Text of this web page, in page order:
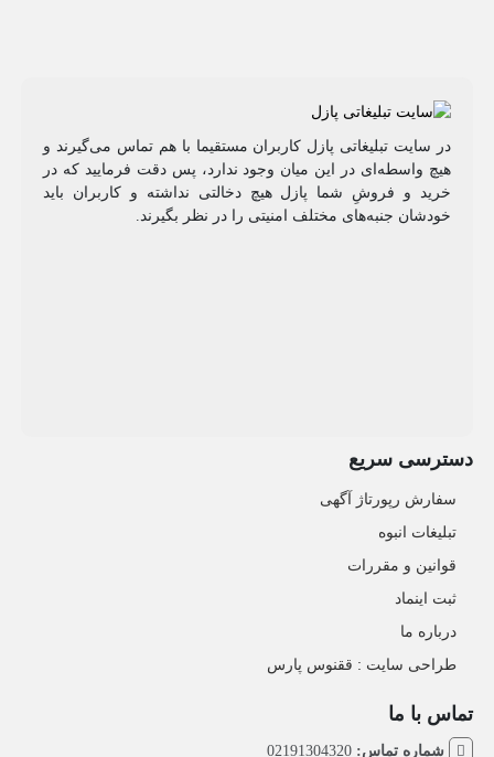
در سایت تبلیغاتی پازل کاربران مستقیما با هم تماس می‌گیرند و
هیچ واسطه‌ای در این میان وجود ندارد، پس دقت فرمایید که در
خرید و فروشِ شما پازل هیچ دخالتی نداشته و کاربران باید
خودشان جنبه‌های مختلف امنیتی را در نظر بگیرند.
دسترسی سریع
سفارش رپورتاژ آگهی
تبلیغات انبوه
قوانین و مقررات
ثبت اینماد
درباره ما
طراحی سایت : ققنوس پارس
تماس با ما
شماره تماس:02191304320